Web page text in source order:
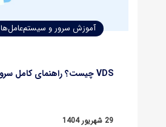
آموزش سرور و سیستم‌عامل‌ها
VDS چیست؟ راهنمای کامل سرور اختصاصی مجازی
29 شهریور 1404